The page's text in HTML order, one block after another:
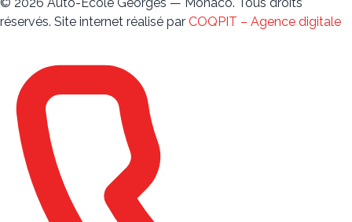
réservés. Site internet réalisé par COQPIT – Agence digitale